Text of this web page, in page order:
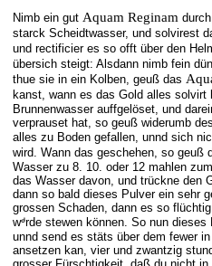
Nimb ein gut Aquam Reginam durch
starck Scheidtwasser, und solvirest
und rectificier es so offt über den
übersich steigt: Alsdann nimb fein
thue sie in ein Kolben, geuß das
kanst, wann es das Gold alles solvirt
Brunnenwasser auffgelöset, und
verprauset hat, so geuß widerumb
alles zu Boden gefallen, unnd sich
wird. Wann das geschehen, so geuß
Wasser zu 8. 10. oder 12 mahlen
das Wasser davon, und trückne den
dann so bald dieses Pulver ein sehr
grossen Schaden, dann es so
wᒄrde stewen können. So nun
unnd send es stäts über dem fewer
ansetzen kan, vier und zwantzig